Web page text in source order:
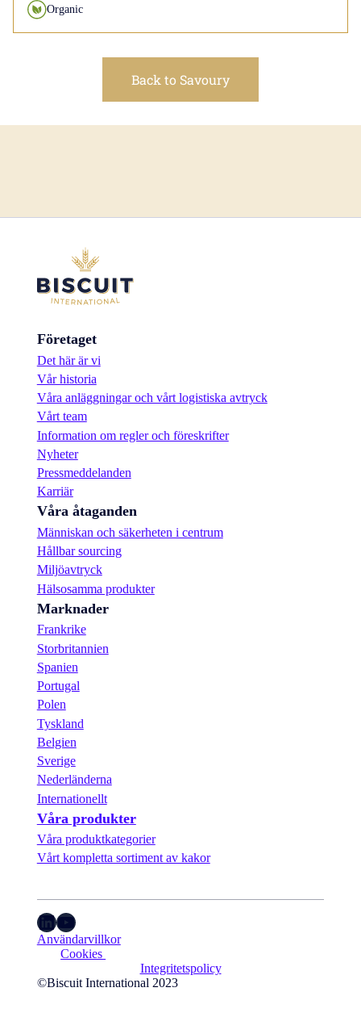
Organic
Back to Savoury
Företaget
Det här är vi
Vår historia
Våra anläggningar och vårt logistiska avtryck
Vårt team
Information om regler och föreskrifter
Nyheter
Pressmeddelanden
Karriär
Våra åtaganden
Människan och säkerheten i centrum
Hållbar sourcing
Miljöavtryck
Hälsosamma produkter
Marknader
Frankrike
Storbritannien
Spanien
Portugal
Polen
Tyskland
Belgien
Sverige
Nederländerna
Internationellt
Våra produkter
Våra produktkategorier
Vårt kompletta sortiment av kakor
LinkedIn YouTube
Användarvillkor
Cookies
Integritetspolicy
©Biscuit International 2023